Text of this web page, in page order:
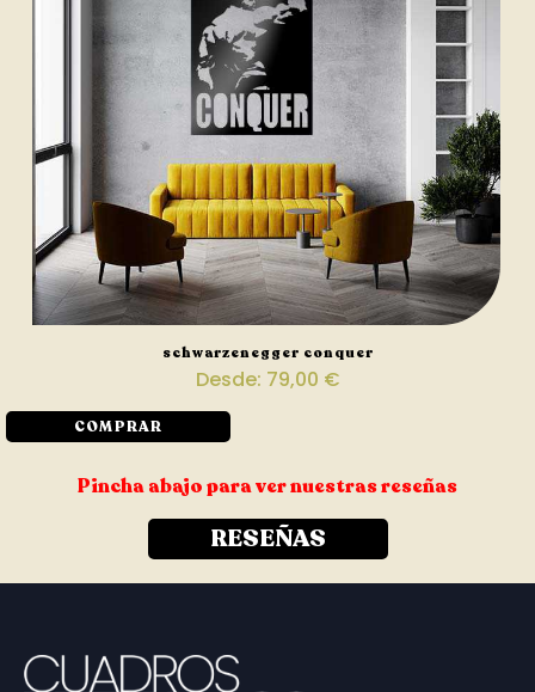
schwarzenegger conquer
Desde: 79,00 €
COMPRAR
Pincha abajo para ver nuestras reseñas
RESEÑAS